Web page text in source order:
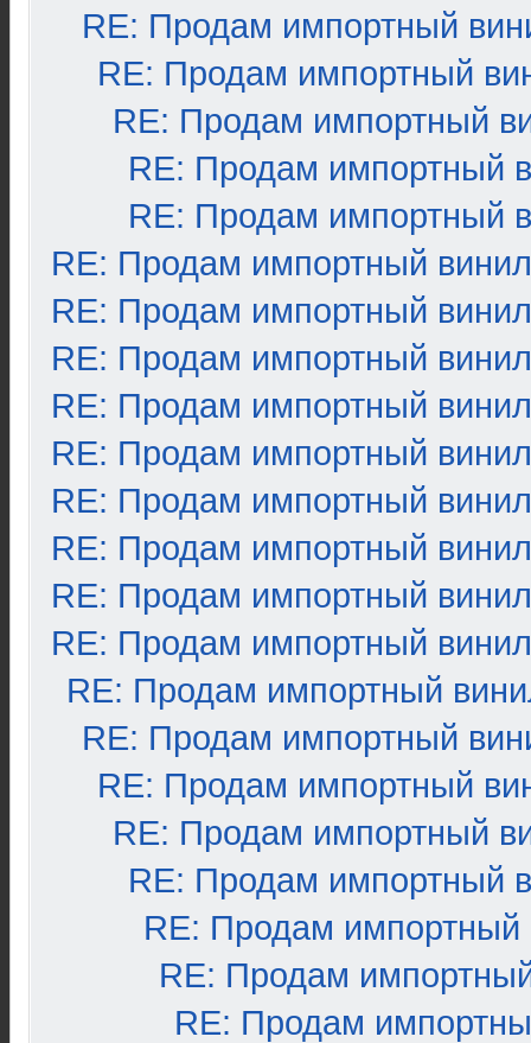
RE: Продам импортный
RE: Продам импортный
RE: Продам импортный
RE: Продам импортный
RE: Продам импортный
RE: Продам импортный винил
RE: Продам импортный винил
RE: Продам импортный винил
RE: Продам импортный винил
RE: Продам импортный винил
RE: Продам импортный винил
RE: Продам импортный винил
RE: Продам импортный винил
RE: Продам импортный винил
RE: Продам импортный
RE: Продам импортный
RE: Продам импортный
RE: Продам импортный
RE: Продам импортный
RE: Продам импортный
RE: Продам
RE: Продам